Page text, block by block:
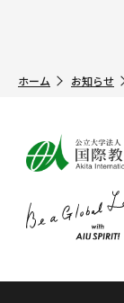
ホーム お知らせ